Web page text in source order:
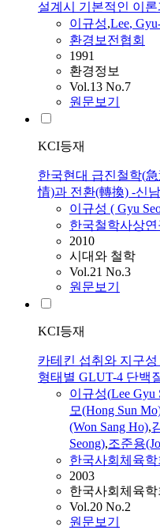
설계시 기본적인 이
이규성,Lee, Gyu
환경보전협회
1991
환경정보
Vol.13 No.7
원문보기
KCI등재
한국현대 급진철학(
情)과 전환(轉換) -신
이규성 ( Gyu
한국철학사상연
2010
시대와 철학
Vol.21 No.3
원문보기
KCI등재
카테킨 섭취와 지구성
형태별 GLUT-4 단백
이규성(Lee Gyu
모(Hong Sun
(Won Sang Ho),
Seong),조준용
한국사회체육학
2003
한국사회체육학
Vol.20 No.2
원문보기